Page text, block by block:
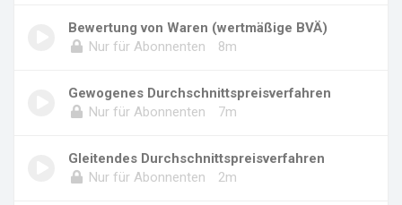
Bewertung von Waren (wertmäßige BVÄ)
Nur für Abonnenten
8m
Gewogenes Durchschnittspreisverfahren
Nur für Abonnenten
7m
Gleitendes Durchschnittspreisverfahren
Nur für Abonnenten
2m